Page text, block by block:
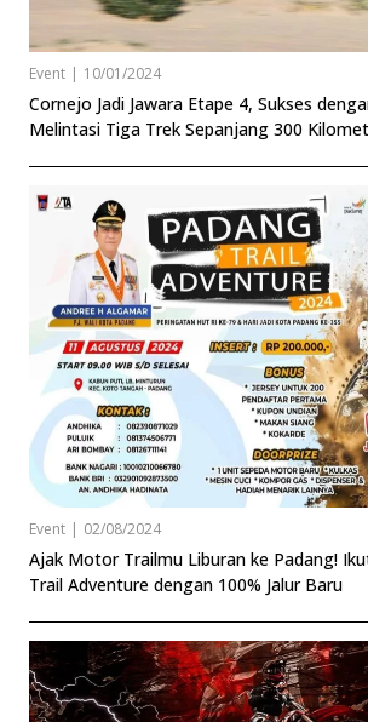
Event | 10/01/2024
Cornejo Jadi Jawara Etape 4, Sukses
Melintasi Tiga Trek Sepanjang 300
Event | 02/08/2024
Ajak Motor Trailmu Liburan ke Padang!
Trail Adventure dengan 100% Jalur Baru